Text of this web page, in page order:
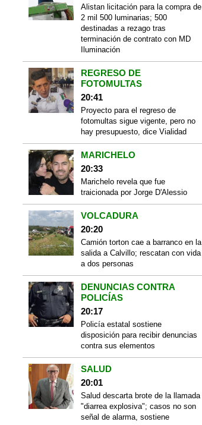
Alistan licitación para la compra de
2 mil 500 luminarias; 500
destinadas a rezago tras
terminación de contrato con MD
Iluminación
REGRESO DE
FOTOMULTAS
20:41
Proyecto para el regreso de
fotomultas sigue vigente, pero no
hay presupuesto, dice Vialidad
MARICHELO
20:33
Marichelo revela que fue
traicionada por Jorge D'Alessio
VOLCADURA
20:20
Camión torton cae a barranco en la
salida a Calvillo; rescatan con vida
a dos personas
DENUNCIAS CONTRA
POLICÍAS
20:17
Policía estatal sostiene
disposición para recibir denuncias
contra sus elementos
SALUD
20:01
Salud descarta brote de la llamada
"diarrea explosiva"; casos no son
señal de alarma, sostiene